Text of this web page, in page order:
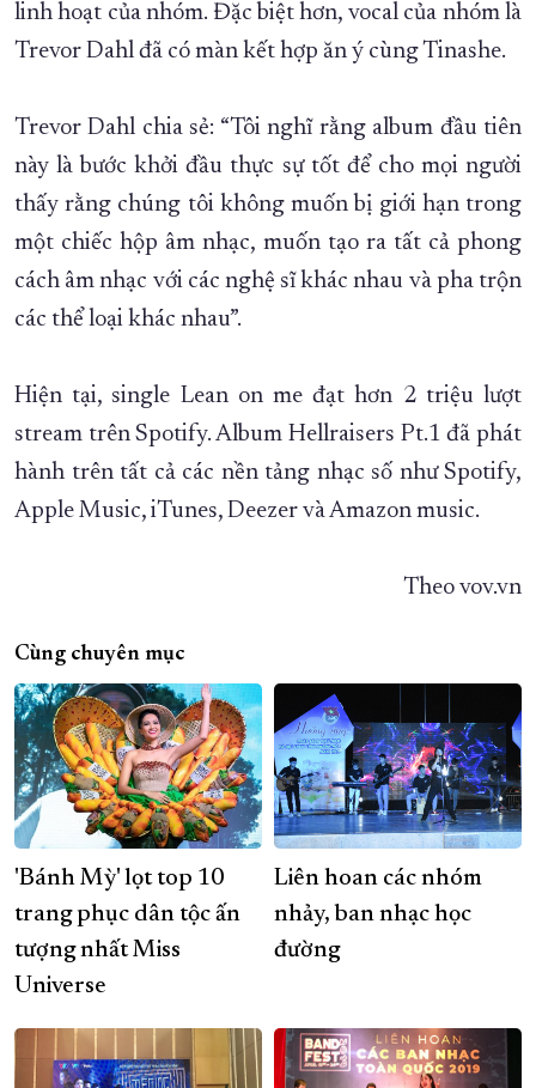
linh hoạt của nhóm. Đặc biệt hơn, vocal của nhóm là
Trevor Dahl đã có màn kết hợp ăn ý cùng Tinashe.
Trevor Dahl chia sẻ: “Tôi nghĩ rằng album đầu tiên
này là bước khởi đầu thực sự tốt để cho mọi người
thấy rằng chúng tôi không muốn bị giới hạn trong
một chiếc hộp âm nhạc, muốn tạo ra tất cả phong
cách âm nhạc với các nghệ sĩ khác nhau và pha trộn
các thể loại khác nhau”.
Hiện tại, single Lean on me đạt hơn 2 triệu lượt
stream trên Spotify. Album Hellraisers Pt.1 đã phát
hành trên tất cả các nền tảng nhạc số như Spotify,
Apple Music, iTunes, Deezer và Amazon music.
Theo vov.vn
Cùng chuyên mục
'Bánh Mỳ' lọt top 10
trang phục dân tộc ấn
tượng nhất Miss
Universe
Liên hoan các nhóm
nhảy, ban nhạc học
đường